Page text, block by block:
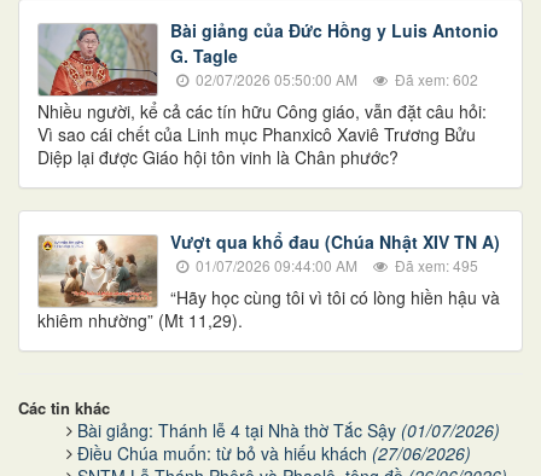
Bài giảng của Đức Hồng y Luis Antonio
G. Tagle
02/07/2026 05:50:00 AM Đã xem: 602
Nhiều người, kể cả các tín hữu Công giáo, vẫn đặt câu hỏi:
Vì sao cái chết của Linh mục Phanxicô Xaviê Trương Bửu
Diệp lại được Giáo hội tôn vinh là Chân phước?
Vượt qua khổ đau (Chúa Nhật XIV TN A)
01/07/2026 09:44:00 AM Đã xem: 495
“Hãy học cùng tôi vì tôi có lòng hiền hậu và
khiêm nhường” (Mt 11,29).
Các tin khác
Bài giảng: Thánh lễ 4 tại Nhà thờ Tắc Sậy (01/07/2026)
Điều Chúa muốn: từ bỏ và hiếu khách (27/06/2026)